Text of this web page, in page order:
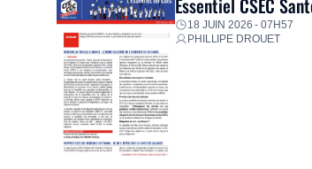
Essentiel CSEC
18 JUIN 2026 - 07H57
PHILLIPE DROUET